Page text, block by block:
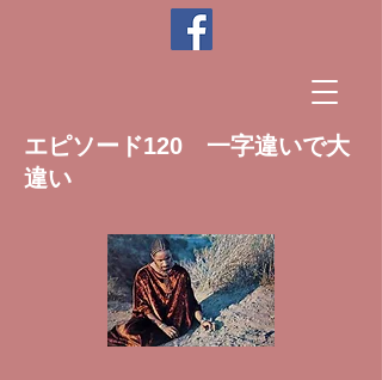
エピソード120 一字違いで大
違い